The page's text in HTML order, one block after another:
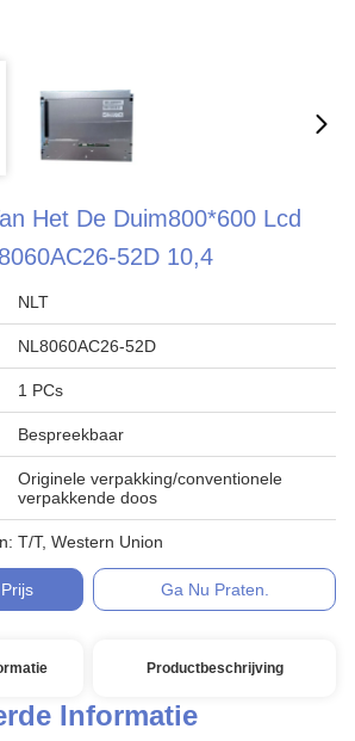
Het De Duim800*600 Lcd
52D 10,4
NLT
NL8060AC26-52D
1 PCs
Bespreekbaar
Originele verpakking/conventionele
verpakkende doos
T/T, Western Union
Ga Nu Praten.
Productbeschrijving
Informatie